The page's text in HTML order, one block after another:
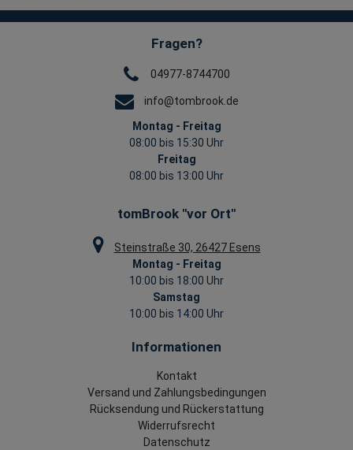
Fragen?
04977-8744700
info@tombrook.de
Montag - Freitag
08:00 bis 15:30 Uhr
Freitag
08:00 bis 13:00 Uhr
tomBrook "vor Ort"
Steinstraße 30, 26427 Esens
Montag - Freitag
10:00 bis 18:00 Uhr
Samstag
10:00 bis 14:00 Uhr
Informationen
Kontakt
Versand und Zahlungsbedingungen
Rücksendung und Rückerstattung
Widerrufsrecht
Datenschutz